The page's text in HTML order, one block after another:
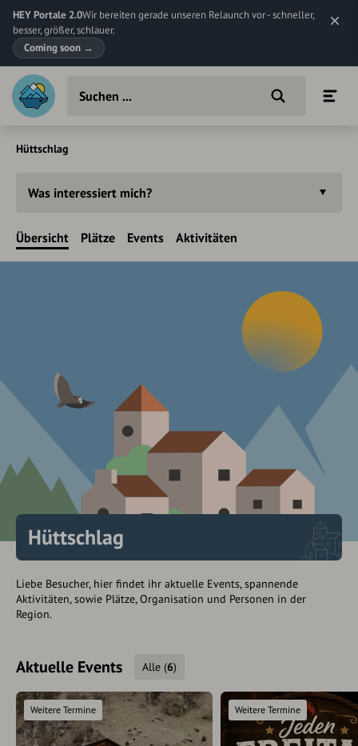
HEY Portale 2.0Wir bereiten gerade unseren Relaunch vor - schneller,
besser, größer, schlauer.
Coming soon →
Hüttschlag
Was interessiert mich?
Übersicht Plätze Events Aktivitäten
Hüttschlag
Liebe Besucher, hier findet ihr aktuelle Events, spannende
Aktivitäten, sowie Plätze, Organisation und Personen in der
Region.
Aktuelle Events Alle (6)
Weitere Termine Weitere Termine